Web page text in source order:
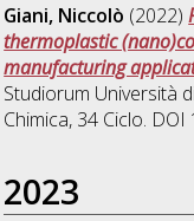
Giani, Niccolò (2022)
thermoplastic
manufacturing
Studiorum Università
Chimica, 34 Ciclo.
2023